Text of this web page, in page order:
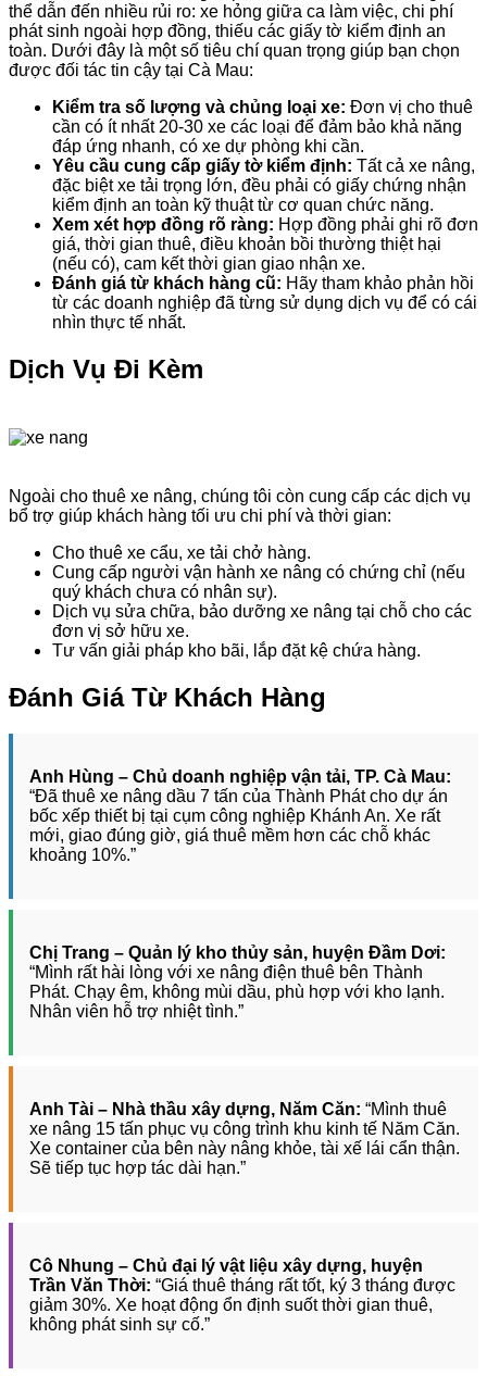
thể dẫn đến nhiều rủi ro: xe hỏng giữa ca làm việc, chi phí
phát sinh ngoài hợp đồng, thiếu các giấy tờ kiểm định an
toàn. Dưới đây là một số tiêu chí quan trọng giúp bạn chọn
được đối tác tin cậy tại Cà Mau:
Kiểm tra số lượng và chủng loại xe: Đơn vị cho thuê
cần có ít nhất 20-30 xe các loại để đảm bảo khả năng
đáp ứng nhanh, có xe dự phòng khi cần.
Yêu cầu cung cấp giấy tờ kiểm định: Tất cả xe nâng,
đặc biệt xe tải trọng lớn, đều phải có giấy chứng nhận
kiểm định an toàn kỹ thuật từ cơ quan chức năng.
Xem xét hợp đồng rõ ràng: Hợp đồng phải ghi rõ đơn
giá, thời gian thuê, điều khoản bồi thường thiệt hại
(nếu có), cam kết thời gian giao nhận xe.
Đánh giá từ khách hàng cũ: Hãy tham khảo phản hồi
từ các doanh nghiệp đã từng sử dụng dịch vụ để có cái
nhìn thực tế nhất.
Dịch Vụ Đi Kèm
Ngoài cho thuê xe nâng, chúng tôi còn cung cấp các dịch vụ
bổ trợ giúp khách hàng tối ưu chi phí và thời gian:
Cho thuê xe cẩu, xe tải chở hàng.
Cung cấp người vận hành xe nâng có chứng chỉ (nếu
quý khách chưa có nhân sự).
Dịch vụ sửa chữa, bảo dưỡng xe nâng tại chỗ cho các
đơn vị sở hữu xe.
Tư vấn giải pháp kho bãi, lắp đặt kệ chứa hàng.
Đánh Giá Từ Khách Hàng
Anh Hùng – Chủ doanh nghiệp vận tải, TP. Cà Mau:
“Đã thuê xe nâng dầu 7 tấn của Thành Phát cho dự án
bốc xếp thiết bị tại cụm công nghiệp Khánh An. Xe rất
mới, giao đúng giờ, giá thuê mềm hơn các chỗ khác
khoảng 10%.”
Chị Trang – Quản lý kho thủy sản, huyện Đầm Dơi:
“Mình rất hài lòng với xe nâng điện thuê bên Thành
Phát. Chạy êm, không mùi dầu, phù hợp với kho lạnh.
Nhân viên hỗ trợ nhiệt tình.”
Anh Tài – Nhà thầu xây dựng, Năm Căn: “Mình thuê
xe nâng 15 tấn phục vụ công trình khu kinh tế Năm Căn.
Xe container của bên này nâng khỏe, tài xế lái cẩn thận.
Sẽ tiếp tục hợp tác dài hạn.”
Cô Nhung – Chủ đại lý vật liệu xây dựng, huyện
Trần Văn Thời: “Giá thuê tháng rất tốt, ký 3 tháng được
giảm 30%. Xe hoạt động ổn định suốt thời gian thuê,
không phát sinh sự cố.”